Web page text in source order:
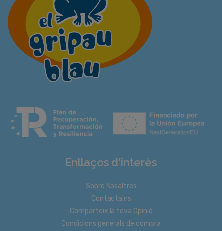
Enllaços d'interès
Sobre Nosaltres
Contacta'ns
Comparteix la teva Opinió
Condicions generals de compra